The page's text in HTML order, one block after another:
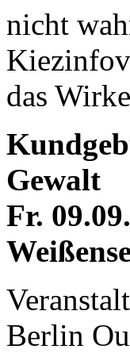
nicht
das
Gewalt
Fr.
Berlin